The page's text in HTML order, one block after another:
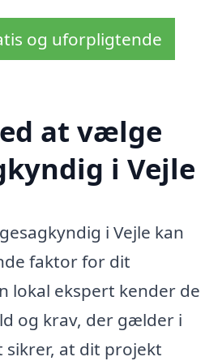
og uforpligtende
at vælge
i Vejle
i Vejle kan
faktor for dit
lokal ekspert kender de
og krav, der gælder i
at dit projekt